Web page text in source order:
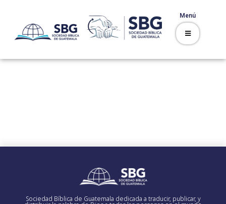
Menú
Sociedad Bíblica de Guatemala dedicada a traducir, publicar, y